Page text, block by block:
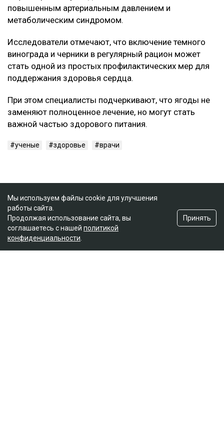
повышенным артериальным давлением и
метаболическим синдромом.
Исследователи отмечают, что включение темного
винограда и черники в регулярный рацион может
стать одной из простых профилактических мер для
поддержания здоровья сердца.
При этом специалисты подчеркивают, что ягоды не
заменяют полноценное лечение, но могут стать
важной частью здорового питания.
ученые здоровье врачи
Мы используем файлы cookie для улучшения
работы сайта.
Продолжая использование сайта, вы
соглашаетесь с нашей политикой
конфиденциальности
Принять